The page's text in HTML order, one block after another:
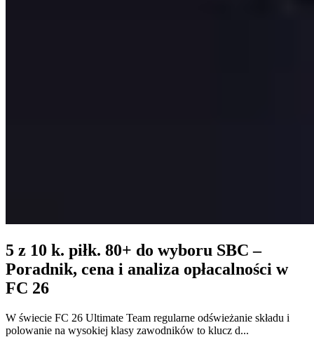
5 z 10 k. piłk. 80+ do wyboru SBC –
Poradnik, cena i analiza opłacalności w
FC 26
W świecie FC 26 Ultimate Team regularne odświeżanie składu i
polowanie na wysokiej klasy zawodników to klucz d...